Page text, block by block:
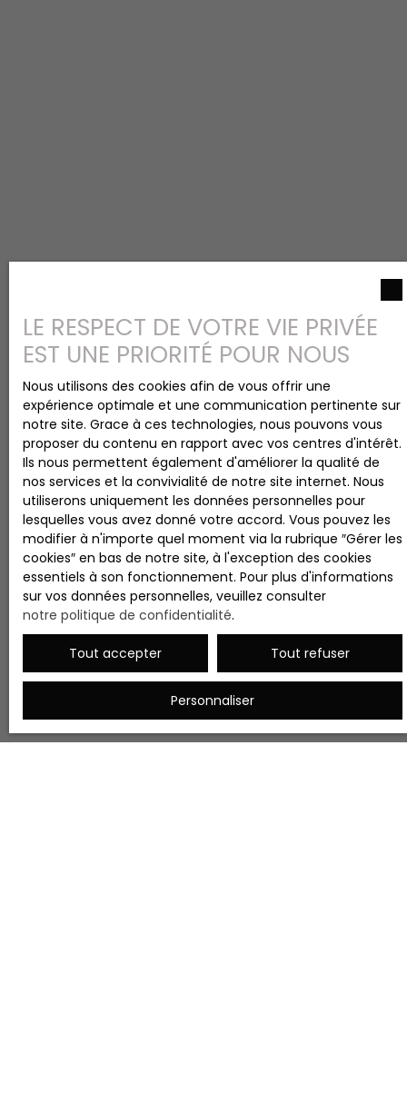
LE RESPECT DE VOTRE VIE PRIVÉE
EST UNE PRIORITÉ POUR NOUS
Nous utilisons des cookies afin de vous offrir une
expérience optimale et une communication pertinente sur
notre site. Grace à ces technologies, nous pouvons vous
proposer du contenu en rapport avec vos centres d'intérêt.
Ils nous permettent également d'améliorer la qualité de
nos services et la convivialité de notre site internet. Nous
utiliserons uniquement les données personnelles pour
lesquelles vous avez donné votre accord. Vous pouvez les
modifier à n'importe quel moment via la rubrique ″Gérer les
cookies″ en bas de notre site, à l'exception des cookies
essentiels à son fonctionnement. Pour plus d'informations
sur vos données personnelles, veuillez consulter
notre politique de confidentialité.
Tout accepter Tout refuser
Personnaliser